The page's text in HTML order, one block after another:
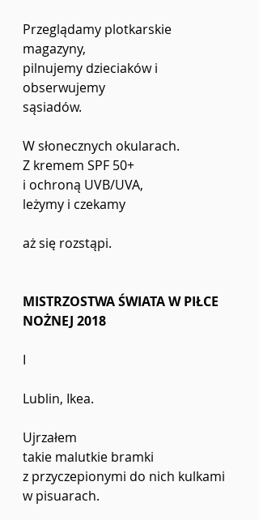
Przeglądamy plotkarskie
magazyny,
pilnujemy dzieciaków i
obserwujemy
sąsiadów.
W słonecznych okularach.
Z kremem SPF 50+
i ochroną UVB/UVA,
leżymy i czekamy
aż się rozstąpi.
MISTRZOSTWA ŚWIATA W PIŁCE
NOŻNEJ 2018
I
Lublin, Ikea.
Ujrzałem
takie malutkie bramki
z przyczepionymi do nich kulkami
w pisuarach.